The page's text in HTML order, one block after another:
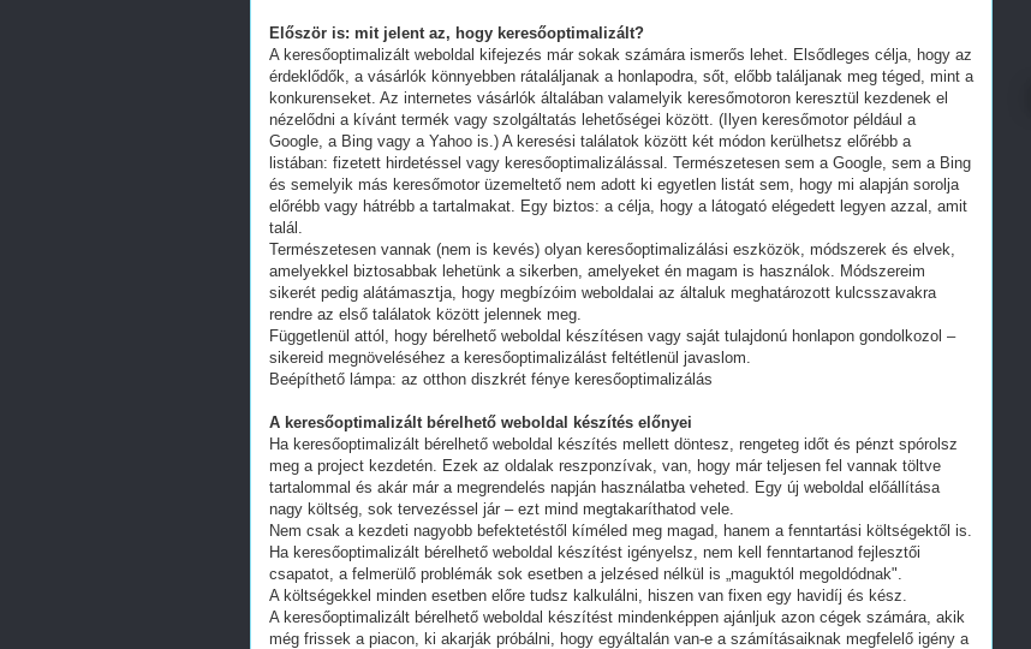
Először is: mit jelent az, hogy keresőoptimalizált?
A keresőoptimalizált weboldal kifejezés már sokak számára ismerős lehet. Elsődleges célja, hogy az
érdeklődők, a vásárlók könnyebben rátaláljanak a honlapodra, sőt, előbb találjanak meg téged, mint a
konkurenseket. Az internetes vásárlók általában valamelyik keresőmotoron keresztül kezdenek el
nézelődni a kívánt termék vagy szolgáltatás lehetőségei között. (Ilyen keresőmotor például a
Google, a Bing vagy a Yahoo is.) A keresési találatok között két módon kerülhetsz előrébb a
listában: fizetett hirdetéssel vagy keresőoptimalizálással. Természetesen sem a Google, sem a Bing
és semelyik más keresőmotor üzemeltető nem adott ki egyetlen listát sem, hogy mi alapján sorolja
előrébb vagy hátrébb a tartalmakat. Egy biztos: a célja, hogy a látogató elégedett legyen azzal, amit
talál.
Természetesen vannak (nem is kevés) olyan keresőoptimalizálási eszközök, módszerek és elvek,
amelyekkel biztosabbak lehetünk a sikerben, amelyeket én magam is használok. Módszereim
sikerét pedig alátámasztja, hogy megbízóim weboldalai az általuk meghatározott kulcsszavakra
rendre az első találatok között jelennek meg.
Függetlenül attól, hogy bérelhető weboldal készítésen vagy saját tulajdonú honlapon gondolkozol –
sikereid megnöveléséhez a keresőoptimalizálást feltétlenül javaslom.
Beépíthető lámpa: az otthon diszkrét fénye keresőoptimalizálás
A keresőoptimalizált bérelhető weboldal készítés előnyei
Ha keresőoptimalizált bérelhető weboldal készítés mellett döntesz, rengeteg időt és pénzt spórolsz
meg a project kezdetén. Ezek az oldalak reszponzívak, van, hogy már teljesen fel vannak töltve
tartalommal és akár már a megrendelés napján használatba veheted. Egy új weboldal előállítása
nagy költség, sok tervezéssel jár – ezt mind megtakaríthatod vele.
Nem csak a kezdeti nagyobb befektetéstől kíméled meg magad, hanem a fenntartási költségektől is.
Ha keresőoptimalizált bérelhető weboldal készítést igényelsz, nem kell fenntartanod fejlesztői
csapatot, a felmerülő problémák sok esetben a jelzésed nélkül is „maguktól megoldódnak".
A költségekkel minden esetben előre tudsz kalkulálni, hiszen van fixen egy havidíj és kész.
A keresőoptimalizált bérelhető weboldal készítést mindenképpen ajánljuk azon cégek számára, akik
még frissek a piacon, ki akarják próbálni, hogy egyáltalán van-e a számításaiknak megfelelő igény a